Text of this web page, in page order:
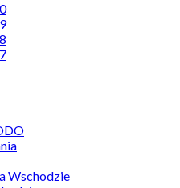
Wschodzie